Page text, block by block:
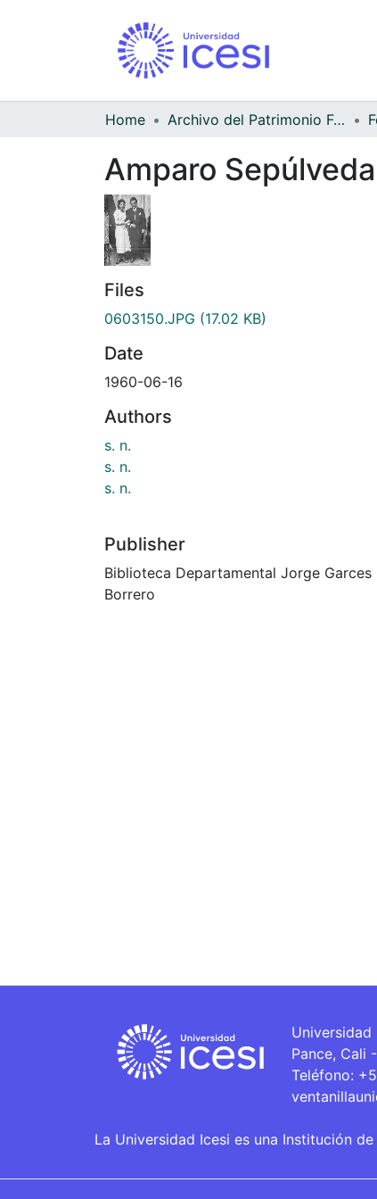
Home Archivo del Patrimonio Fotográfico y Fílmico del Valle del Cauca
Amparo
Files
0603150.JPG (17.02 KB)
Date
1960-06-16
Authors
s. n.
s. n.
s. n.
Publisher
Biblioteca Departamental Jorge Garces
Borrero
Universidad
Pance, Cali
Teléfono:
La Universidad Icesi es una Institución